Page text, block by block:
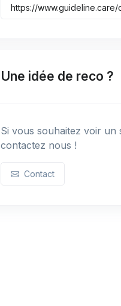
Une idée de reco ?
Si vous souhaitez voir un
contactez nous !
Contact